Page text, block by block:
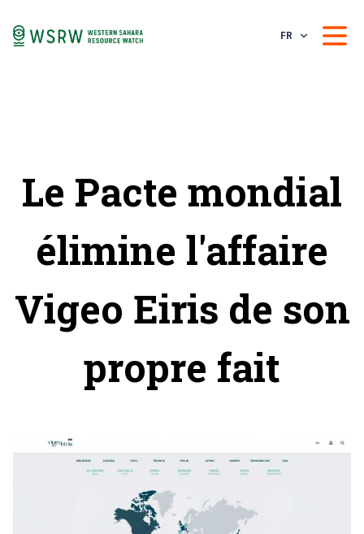
FR
Le Pacte mondial
élimine l'affaire
Vigeo Eiris de son
propre fait